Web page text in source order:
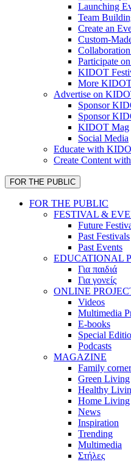
Launching
Team
Create an
Custom-
Participate
KIDOT
More
Advertise on
Sponsor
Sponsor
KIDOT Mag
Social Media
Educate with
Create Content
FOR THE PUBLIC
FOR THE PUBLIC
FESTIVAL &
Future
Past Festivals
Past Events
EDUCATIONAL
Για παιδιά
Για γονείς
ONLINE
Videos
Multimedia
E-books
Special
Podcasts
MAGAZINE
Family corner
Green Living
Healthy
Home Living
News
Inspiration
Trending
Multimedia
Στήλες